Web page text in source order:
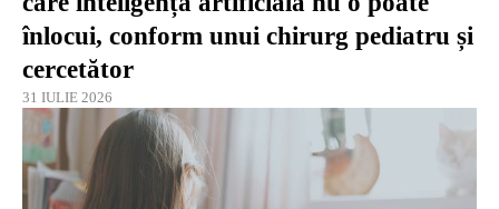
înlocui, conform unui chirurg pediatru și
cercetător
31 IULIE 2026